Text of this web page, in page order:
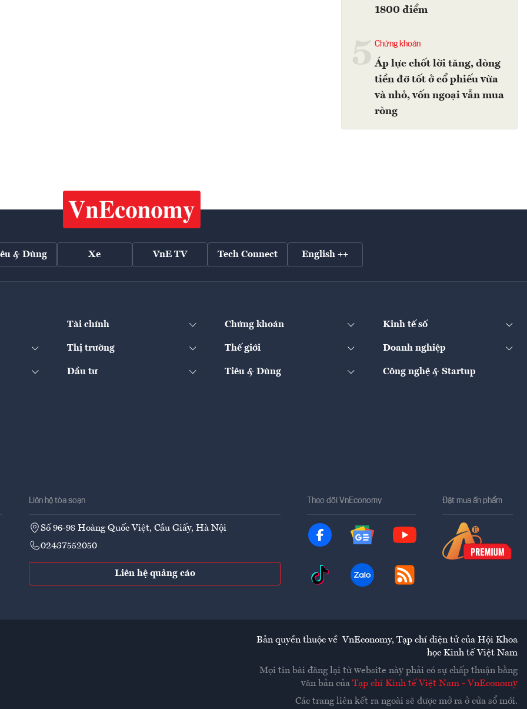
1800 điểm
Chứng khoán
Áp lực chốt lời tăng, dòng
tiền đỡ tốt ở cổ phiếu vừa
và nhỏ, vốn ngoại vẫn mua
ròng
& Dùng Xe VnE TV Tech Connect English ++
Tài chính Chứng khoán Kinh tế số
Thị trường Thế giới Doanh nghiệp
Đầu tư Tiêu & Dùng Công nghệ & Startup
Liên hệ tòa soạn
Số 96-98 Hoàng Quốc Việt, Cầu Giấy, Hà Nội
02437552050
Liên hệ quảng cáo
Theo dõi VnEconomy Đặt mua ấn phẩm
Bản quyền thuộc về VnEconomy, Tạp chí điện tử của Hội Khoa
học Kinh tế Việt Nam
Mọi tin bài đăng lại từ website này phải có sự chấp thuận bằng
văn bản của Tạp chí Kinh tế Việt Nam - VnEconomy
Các trang liên kết ra ngoài sẽ được mở ra ở cửa sổ mới.